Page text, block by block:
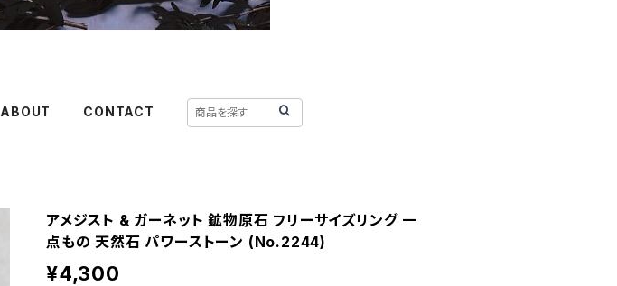
ABOUT CONTACT
アメジスト & ガーネット 鉱物原石 フリーサイズリング 一
点もの 天然石 パワーストーン (No.2244)
¥4,300